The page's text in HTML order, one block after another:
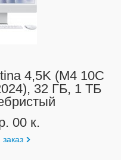
4,5K (M4 10C
32 ГБ, 1 ТБ
00 к.